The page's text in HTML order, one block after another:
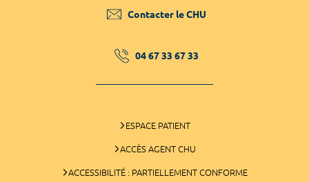
Contacter le CHU
04 67 33 67 33
ESPACE PATIENT
ACCÈS AGENT CHU
ACCESSIBILITÉ : PARTIELLEMENT CONFORME